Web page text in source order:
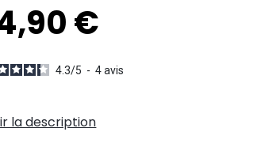
€
4.3/5 - 4avis
la description